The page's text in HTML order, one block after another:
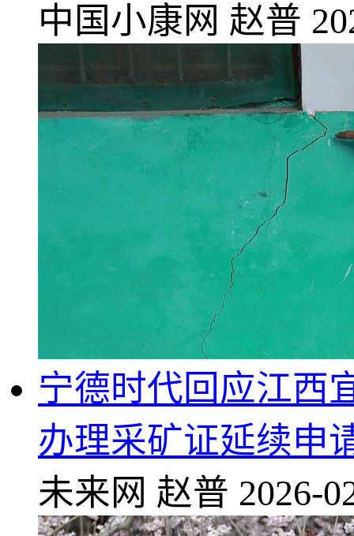
中国小康网 赵普
宁德时代回应江西
办理采矿证延续申
未来网 赵普 2026-